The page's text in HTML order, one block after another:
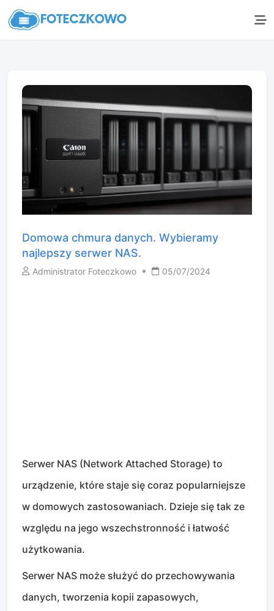
Domowa chmura danych. Wybieramy
najlepszy serwer NAS.
Administrator Foteczkowo 05/07/2024
Serwer NAS (Network Attached Storage) to
urządzenie, które staje się coraz popularniejsze
w domowych zastosowaniach. Dzieje się tak ze
względu na jego wszechstronność i łatwość
użytkowania.
Serwer NAS może służyć do przechowywania
danych, tworzenia kopii zapasowych,